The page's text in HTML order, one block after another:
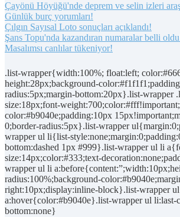
Çayönü Höyüğü'nde deprem ve selin izleri
Günlük burç yorumları!
Çılgın Sayısal Loto sonuçları açıklandı!
Şans Topu'nda kazandıran numaralar belli
Masalımsı canlılar tükeniyor!
.list-wrapper{width:100%; float:left;
height:28px;background-
radius:5px;margin-bottom:20px}.list-wrapper
size:18px;font-
color:#b9040e;padding:10px
0;border-radius:5px}.list-wrapper
wrapper ul li{list-
bottom:dashed 1px #999}.list-wrapper ul li
size:14px;color:#333;text-
wrapper ul li
radius:100%;background-
right:10px;display:inline-block}.list-wrapper
a:hover{color:#b9040e}.list-wrapper ul
bottom:none}